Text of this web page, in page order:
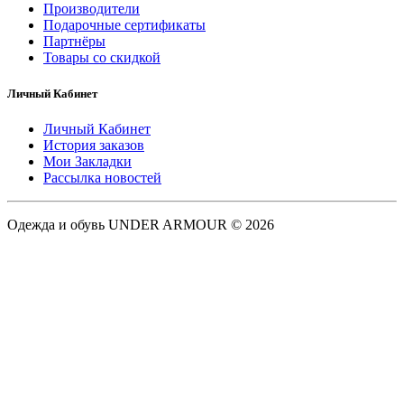
Производители
Подарочные сертификаты
Партнёры
Товары со скидкой
Личный Кабинет
Личный Кабинет
История заказов
Мои Закладки
Рассылка новостей
Одежда и обувь UNDER ARMOUR © 2026